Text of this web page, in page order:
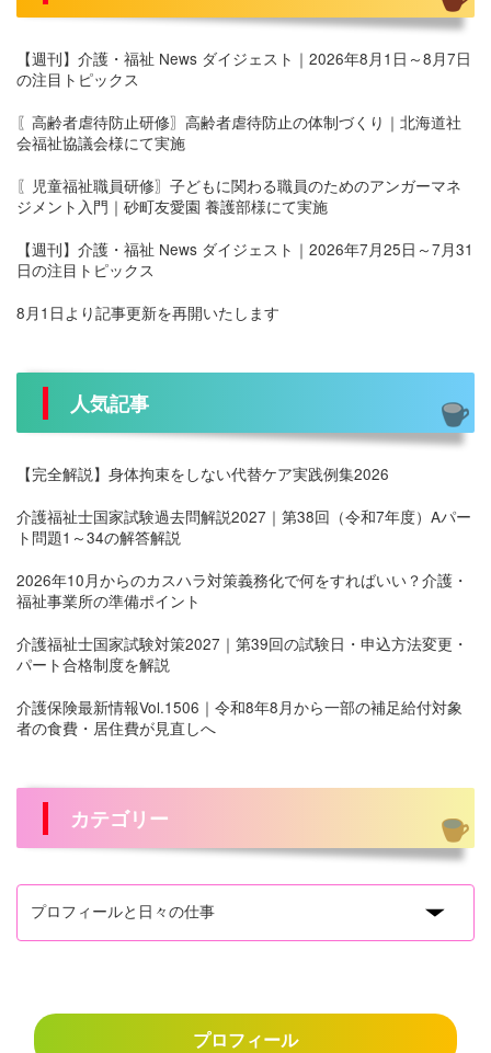
【週刊】介護・福祉 News ダイジェスト｜2026年8月1日～8月7日
の注目トピックス
〖高齢者虐待防止研修〗高齢者虐待防止の体制づくり｜北海道社
会福祉協議会様にて実施
〖児童福祉職員研修〗子どもに関わる職員のためのアンガーマネ
ジメント入門｜砂町友愛園 養護部様にて実施
【週刊】介護・福祉 News ダイジェスト｜2026年7月25日～7月31
日の注目トピックス
8月1日より記事更新を再開いたします
人気記事
【完全解説】身体拘束をしない代替ケア実践例集2026
介護福祉士国家試験過去問解説2027｜第38回（令和7年度）Aパー
ト問題1～34の解答解説
2026年10月からのカスハラ対策義務化で何をすればいい？介護・
福祉事業所の準備ポイント
介護福祉士国家試験対策2027｜第39回の試験日・申込方法変更・
パート合格制度を解説
介護保険最新情報Vol.1506｜令和8年8月から一部の補足給付対象
者の食費・居住費が見直しへ
カテゴリー
プロフィール